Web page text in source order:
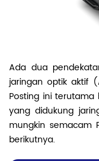
Ada dua
jaringan optik aktif
Posting ini terutama
yang didukung
mungkin semacam
berikutnya.